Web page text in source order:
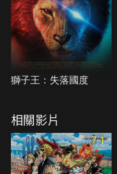
獅子王：失落國度
相關影片
7.1